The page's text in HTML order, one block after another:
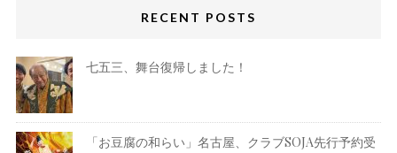
RECENT POSTS
七五三、舞台復帰しました！
「お豆腐の和らい」名古屋、クラブSOJA先行予約受